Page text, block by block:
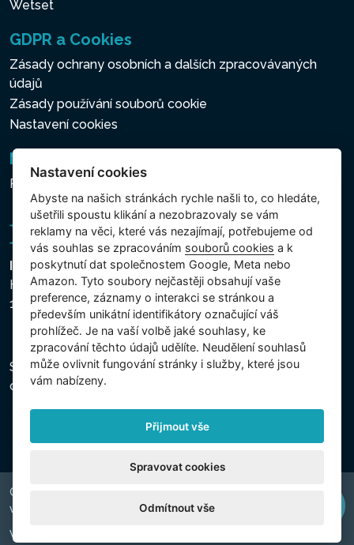
SYSTÉM TVRDÉ A
SLANÉ VODY
Dva integrované systémy
změkčuje vodu ve vířivce,
systém slané vody vyrábí
přírodní chlór. Kombinace
těchto dvou systémů zajistí
vodu, která je šetrnější k
pokožce, oblečení a celé
vířivce.
BEZDRÁTOVÝ
Odnímatelný bezdrátový
ovládací panel pro ovládání
všech funkcí vířivky
bezdrátovým nabíjecím
Wetset
GDPR a Cookies
Zásady ochrany osobních a dalších zpracovávaných
údajů
Zásady používání souborů cookie
Nastavení cookies
Newsletter
Přihlášení k odběru novinek
Intex Trading, s.r.o.
Hradecká 2526/3
130 00 Praha 3 - Česká republika
Společnost je zapsána u Městského soudu v Praze,
oddíl C, vložka 74759, IČ 26150808, DIČ CZ26150808.
Copyright © 2026 INTEX TRADING s.r.o. Všechna práva
vyhrazena.
Web by
Nastavení cookies
Abyste na našich stránkách rychle našli to, co hledáte,
ušetřili spoustu klikání a nezobrazovaly se vám
reklamy na věci, které vás nezajímají, potřebujeme od
vás souhlas se zpracováním souborů cookies a k
poskytnutí dat společnostem Google, Meta nebo
Amazon. Tyto soubory nejčastěji obsahují vaše
preference, záznamy o interakci se stránkou a
především unikátní identifikátory označující váš
prohlížeč. Je na vaší volbě jaké souhlasy, ke
zpracování těchto údajů udělíte. Neudělení souhlasů
může ovlivnit fungování stránky i služby, které jsou
vám nabízeny.
Přijmout vše
Spravovat cookies
Odmítnout vše